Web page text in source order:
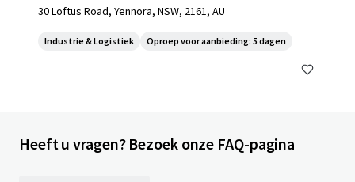
30 Loftus Road, Yennora, NSW, 2161, AU
Industrie & Logistiek Oproep voor aanbieding: 5 dagen
Heeft u vragen? Bezoek onze FAQ-pagina